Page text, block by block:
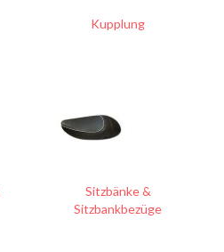
Kupplung
Sitzbänke &
Sitzbankbezüge